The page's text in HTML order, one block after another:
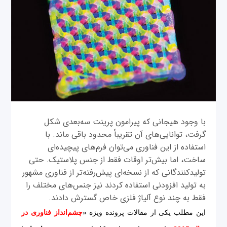
با وجود هیجانی که پیرامون پرینت سه‌بعدی شکل
گرفت، توانایی‌های آن تقریباً محدود باقی ماند. با
استفاده از این فناوری می‌توان فرم‌های پیچیده‌ای
ساخت، اما بیش‌تر اوقات فقط از جنس پلاستیک. حتی
تولیدکنندگانی که از نسخه‌ای پیش‌رفته‌تر از فناوری مشهور
به تولید افزودنی استفاده کردند نیز جنس‌های مختلف را
فقط به چند نوع آلیاژ فلزی خاص گسترش دادند.
این مطلب یکی از مقالات پرونده ویژه «چشم‌انداز فناوری در